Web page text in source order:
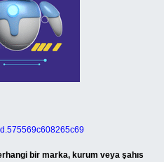
bir marka, kurum veya şahıs